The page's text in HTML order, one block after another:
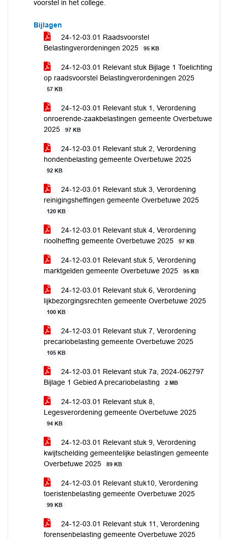
voorstel in het college.
Bijlagen
24-12-03.01 Raadsvoorstel
Belastingverordeningen 2025
95 KB
24-12-03.01 Relevant stuk Bijlage 1 Toelichting
op raadsvoorstel Belastingverordeningen 2025
57 KB
24-12-03.01 Relevant stuk 1, Verordening
onroerende-zaakbelastingen gemeente Overbetuwe
2025
97 KB
24-12-03.01 Relevant stuk 2, Verordening
hondenbelasting gemeente Overbetuwe 2025
92 KB
24-12-03.01 Relevant stuk 3, Verordening
reinigingsheffingen gemeente Overbetuwe 2025
120 KB
24-12-03.01 Relevant stuk 4, Verordening
rioolheffing gemeente Overbetuwe 2025
97 KB
24-12-03.01 Relevant stuk 5, Verordening
marktgelden gemeente Overbetuwe 2025
95 KB
24-12-03.01 Relevant stuk 6, Verordening
lijkbezorgingsrechten gemeente Overbetuwe 2025
100 KB
24-12-03.01 Relevant stuk 7, Verordening
precariobelasting gemeente Overbetuwe 2025
105 KB
24-12-03.01 Relevant stuk 7a, 2024-062797
Bijlage 1 Gebied A precariobelasting
2 MB
24-12-03.01 Relevant stuk 8,
Legesverordening gemeente Overbetuwe 2025
94 KB
24-12-03.01 Relevant stuk 9, Verordening
kwijtschelding gemeentelijke belastingen gemeente
Overbetuwe 2025
89 KB
24-12-03.01 Relevant stuk10, Verordening
toeristenbelasting gemeente Overbetuwe 2025
99 KB
24-12-03.01 Relevant stuk 11, Verordening
forensenbelasting gemeente Overbetuwe 2025